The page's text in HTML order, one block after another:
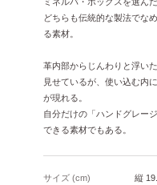
どちらも伝統的な製法でな
る素材。
革内部からじんわりと浮い
見せているが、使い込む内
が現れる。
自分だけの「ハンドグレー
できる素材でもある。
サイズ (cm)
縦